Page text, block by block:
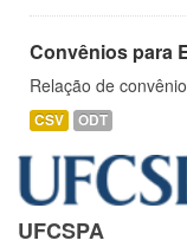
Convênios para
Relação de
CSV ODT
UFCSPA